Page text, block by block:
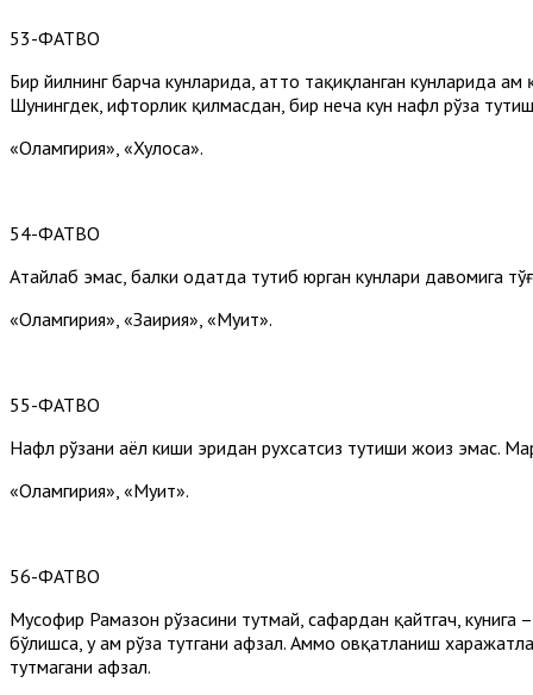
53-ФАТВО
Бир йилнинг барча кунларида, ҳатто тақиқ­ланган кунларида
Шунингдек, ифторлик қилмасдан, бир неча кун нафл рўза
«Оламгирия», «Хулоса».
54-ФАТВО
Атайлаб эмас, балки одатда тутиб юрган кунлари давомига
«Оламгирия», «Заҳирия», «Муҳит».
55-ФАТВО
Нафл рўзани аёл киши эридан рухсатсиз тутиши жоиз эмас.
«Оламгирия», «Муҳит».
56-ФАТВО
Мусофир Рамазон рўзасини тутмай, сафардан қайтгач, кунига –
бўлишса, у ҳам рўза тутгани афзал. Аммо овқатланиш
тутмагани афзал.